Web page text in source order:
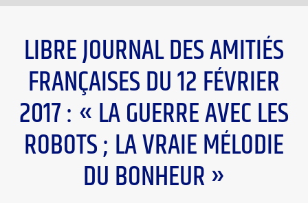
LIBRE JOURNAL DES AMITIÉS
FRANÇAISES DU 12 FÉVRIER
2017 : « LA GUERRE AVEC LES
ROBOTS ; LA VRAIE MÉLODIE
DU BONHEUR »